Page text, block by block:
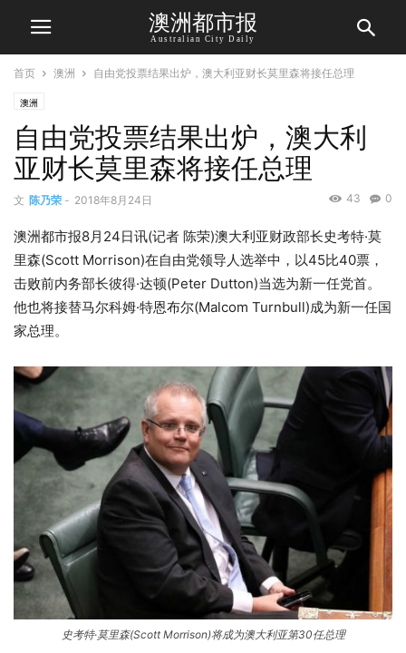
澳洲都市报
Australian City Daily
首页 澳洲 自由党投票结果出炉，澳大利亚财长莫里森将接任总理
澳洲
自由党投票结果出炉，澳大利
亚财长莫里森将接任总理
文 陈乃荣 - 2018年8月24日 0
43
澳洲都市报8月24日讯(记者 陈荣)澳大利亚财政部长史考特·莫
里森(Scott Morrison)在自由党领导人选举中，以45比40票，
击败前内务部长彼得·达顿(Peter Dutton)当选为新一任党首。
他也将接替马尔科姆·特恩布尔(Malcom Turnbull)成为新一任国
家总理。
史考特·莫里森(Scott Morrison)将成为澳大利亚第30任总理